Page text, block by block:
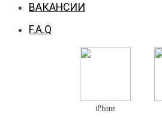
ВАКАНСИИ
F.A.Q
iPhone